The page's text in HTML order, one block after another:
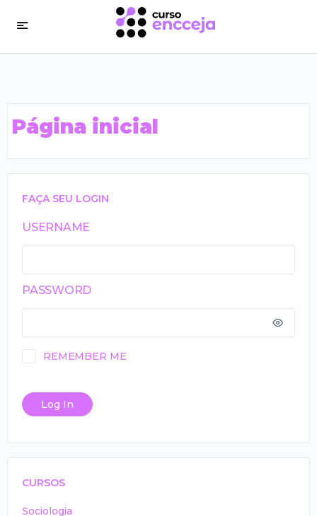
Página inicial
FAÇA SEU LOGIN
USERNAME
PASSWORD
REMEMBER ME
CURSOS
Sociologia